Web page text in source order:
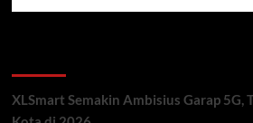
Sorotan
XLSmart Semakin Ambisius Garap 5G,